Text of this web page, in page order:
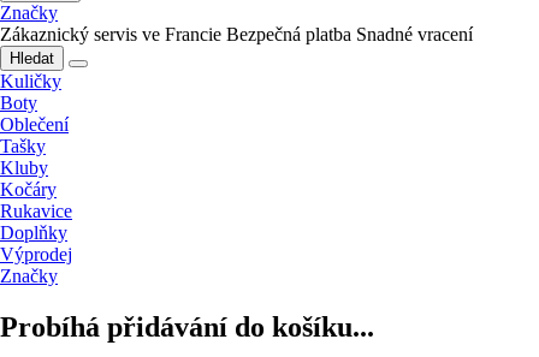
Značky
Zákaznický servis ve Francie Bezpečná platba Snadné vracení
Hledat
Kuličky
Boty
Oblečení
Tašky
Kluby
Kočáry
Rukavice
Doplňky
Výprodej
Značky
Probíhá přidávání do košíku...